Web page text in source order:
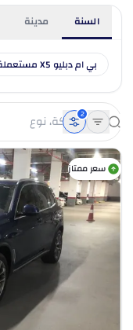
السنة مدينة
بي ام دبليو X5 مستعملة ٢٠٢٧
2
سعر ممتاز